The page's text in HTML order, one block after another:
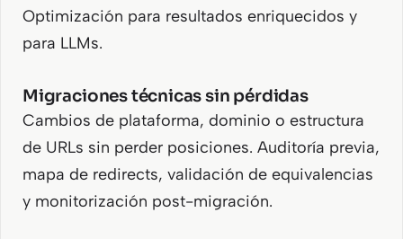
Optimización para resultados enriquecidos y
para LLMs.
Migraciones técnicas sin pérdidas
Cambios de plataforma, dominio o estructura
de URLs sin perder posiciones. Auditoría previa,
mapa de redirects, validación de equivalencias
y monitorización post-migración.